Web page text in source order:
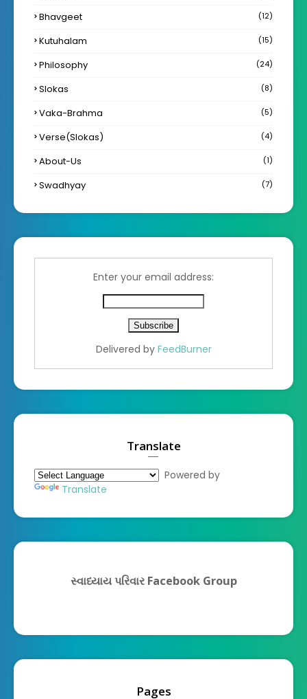
Bhavgeet (12)
Kutuhalam (15)
Philosophy (24)
Slokas (8)
Vaka-Brahma (5)
Verse(Slokas) (4)
About-Us (1)
Swadhyay (7)
Enter your email address:
Delivered by FeedBurner
Translate
Powered by
Translate
સ્વાધ્યાય પરિવાર Facebook Group
Pages